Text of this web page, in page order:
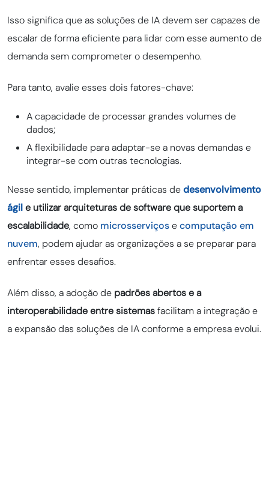
Isso significa que as soluções de IA devem ser capazes de
escalar de forma eficiente para lidar com esse aumento de
demanda sem comprometer o desempenho.
Para tanto, avalie esses dois fatores-chave:
A capacidade de processar grandes volumes de
dados;
A flexibilidade para adaptar-se a novas demandas e
integrar-se com outras tecnologias.
Nesse sentido, implementar práticas dedesenvolvimento
ágile utilizar arquiteturas de software que suportem a
escalabilidade, como microsserviçosecomputação em
nuvem, podem ajudar as organizações a se preparar para
enfrentar esses desafios.
Além disso, a adoção de padrões abertos e a
interoperabilidade entre sistemasfacilitam a integração e
a expansão das soluções de IA conforme a empresa evolui.